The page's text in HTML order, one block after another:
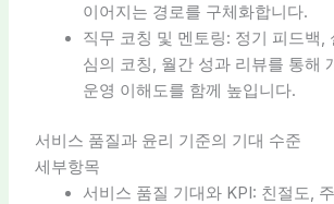
이어지는 경로를 구체화합니다.
직무 코칭 및 멘토링: 정기 피드백,
심의 코칭, 월간 성과 리뷰를 통해
운영 이해도를 함께 높입니다.
서비스 품질과 윤리 기준의 기대 수준
세부항목
서비스 품질 기대와 KPI: 친절도,